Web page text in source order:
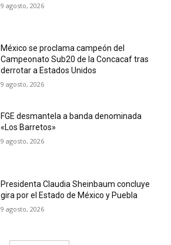
9 agosto, 2026
México se proclama campeón del
Campeonato Sub20 de la Concacaf tras
derrotar a Estados Unidos
9 agosto, 2026
FGE desmantela a banda denominada
«Los Barretos»
9 agosto, 2026
Presidenta Claudia Sheinbaum concluye
gira por el Estado de México y Puebla
9 agosto, 2026